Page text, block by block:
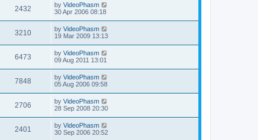
2432 by VideoPhasm
30 Apr 2006 08:18
3210 by VideoPhasm
19 Mar 2009 13:13
6473 by VideoPhasm
09 Aug 2011 13:01
7848 by VideoPhasm
05 Aug 2006 09:58
2706 by VideoPhasm
28 Sep 2008 20:30
2401 by VideoPhasm
30 Sep 2006 20:52